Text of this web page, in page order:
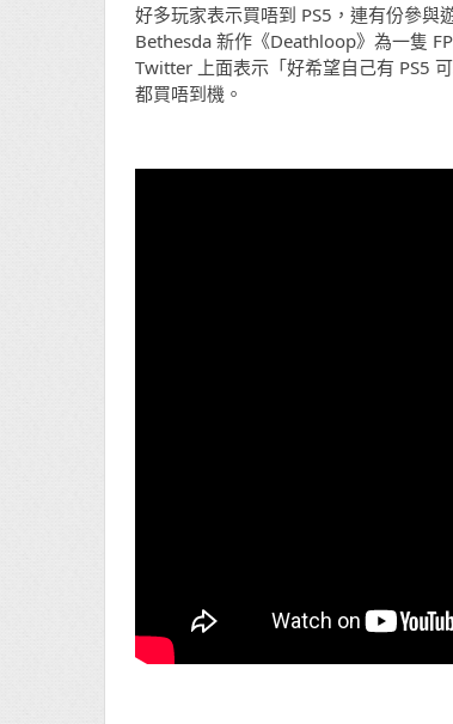
好多玩家表示買唔到 PS5，連有份參與
Bethesda 新作《Deathloop》為一隻
Twitter 上面表示「好希望自己有 PS5
都買唔到機。